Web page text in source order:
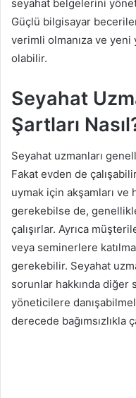
seyahat belgelerini
Güçlü bilgisayar
verimli olmanıza ve yeni
olabilir.
Seyahat
Şartları
Seyahat uzmanları
Fakat evden de
uymak için akşamları ve
gerekebilse de,
çalışırlar. Ayrıca
veya seminerlere
gerekebilir. Seyahat
sorunlar hakkında diğer
yöneticilere
derecede bağımsızlıkla